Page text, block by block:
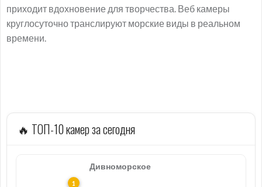
приходит вдохновение для творчества. Веб камеры
круглосуточно транслируют морские виды в реальном
времени.
🔥 ТОП-10 камер за сегодня
Дивноморское